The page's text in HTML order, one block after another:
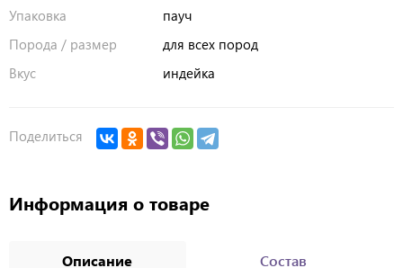
Упаковка
пауч
Порода / размер
для всех пород
Вкус
индейка
Поделиться
Информация о товаре
Описание Состав